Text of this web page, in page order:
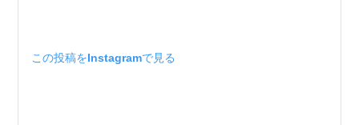
この投稿をInstagramで見る